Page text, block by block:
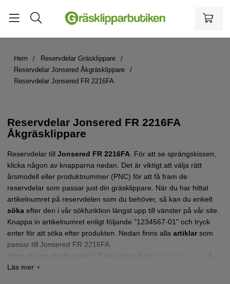
Hem
Reservdelar Gräsklippare
Reservdelar Jonsered Åkgräsklippare
Reservdelar Jonsered FR 2216FA
Reservdelar Jonsered FR 2216FA
Åkgräsklippare
Reservdelar till Jonsered FR 2216FA. För att se sprängskissen,
klicka någon av knapparna nedan. Det är viktigt att välja rätt
årsmodell eller produktnummer (PNC) för att få fram de
reservdelar som passar just din gräsklippare. När du har hittat
artikelnumret på reservdelen som du behöver, så kan du enkelt
söka efter den i vår sökfunktion längst upp till vänster på vår site.
Knappa in artikelnumret enligt följande "1234567-01" och tryck
enter för att söka efter produkten. Nedan finns alla artiklarsom
passar till Jonsered FR 2216FA.
Hittar du inte det du söker? Tveka inte på att Kontakta oss
så
hjälper vi dig!